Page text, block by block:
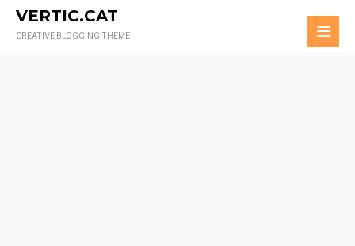
VERTIC.CAT
CREATIVE BLOGGING THEME